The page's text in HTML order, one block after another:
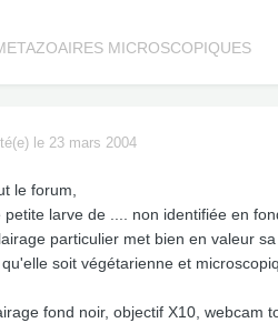
MICROSCOPIQUES
le 23 mars 2004
le forum,
petite larve de .... non identifiée en
particulier met bien en valeur
soit végétarienne et
fond noir, objectif X10, webcam